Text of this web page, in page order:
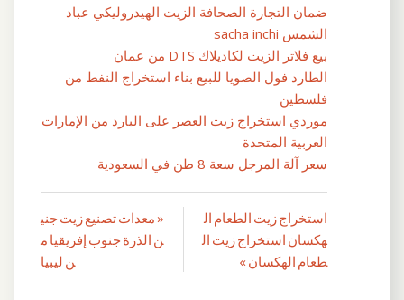
ضمان التجارة الصحافة الزيت الهيدروليكي عباد
الشمس sacha inchi
بيع فلاتر الزيت لكاديلاك DTS من عمان
الطارد فول الصويا للبيع بناء استخراج النفط من
فلسطين
موردي استخراج زيت العصر على البارد من الإمارات
العربية المتحدة
سعر آلة المرجل سعة 8 طن في السعودية
تصفّح
المقالات
« معدات تصنيع زيت جني
ن الذرة جنوب إفريقيا م
ن ليبيا
استخراج زيت الطعام ال
هكسان استخراج زيت ال
طعام الهكسان »